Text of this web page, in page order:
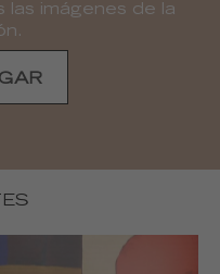
las imágenes de la